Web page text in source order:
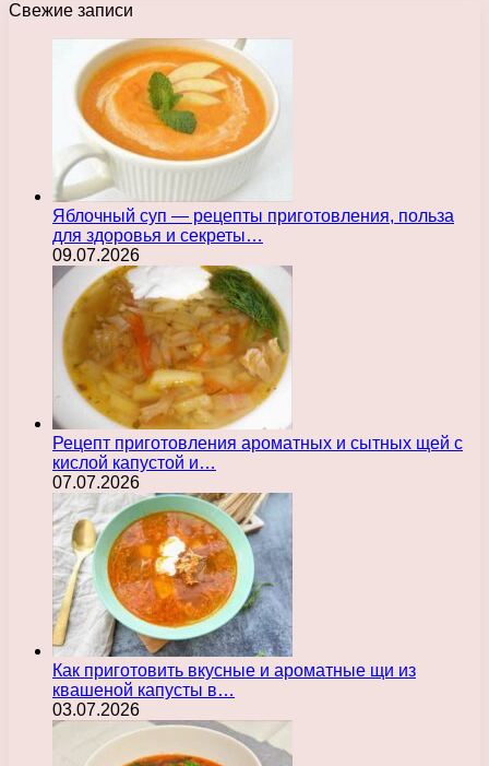
Свежие записи
Яблочный суп — рецепты приготовления, польза
для здоровья и секреты…
09.07.2026
Рецепт приготовления ароматных и сытных щей с
кислой капустой и…
07.07.2026
Как приготовить вкусные и ароматные щи из
квашеной капусты в…
03.07.2026